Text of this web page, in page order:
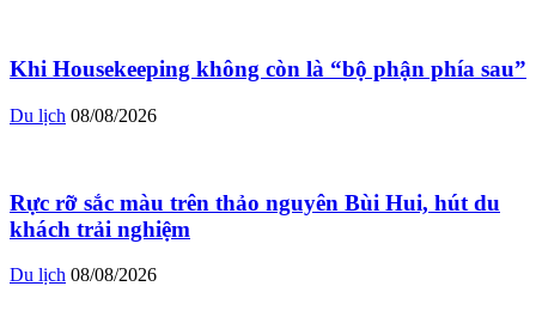
Khi Housekeeping không còn là “bộ phận phía sau”
Du lịch 08/08/2026
Rực rỡ sắc màu trên thảo nguyên Bùi Hui, hút du
khách trải nghiệm
Du lịch 08/08/2026